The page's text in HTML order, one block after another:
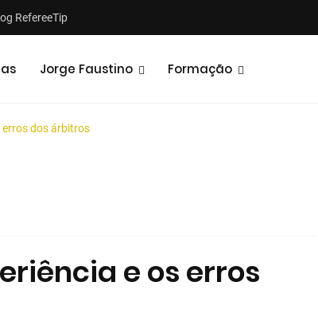
RefereeTip
Jorge Faustino Formação
erros dos árbitros
e os erros